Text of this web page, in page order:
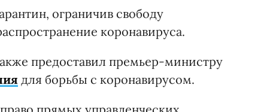
ограничив свободу
коронавируса.
предоставил премьер-министру
для борьбы с коронавирусом.